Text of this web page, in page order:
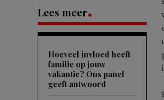
Lees meer
Hoeveel invloed heeft
familie op jouw
vakantie? Ons panel
geeft antwoord